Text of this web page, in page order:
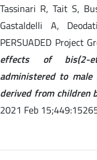
Tassinari R, Tait S,
Gastaldelli A,
PERSUADED Project
effects of bis(2-
administered to
derived from children
2021 Feb